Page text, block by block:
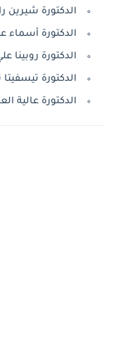
الدكتورة شيرين
الدكتورة أسماء
الدكتورة
الدكتورة
الدكتورة